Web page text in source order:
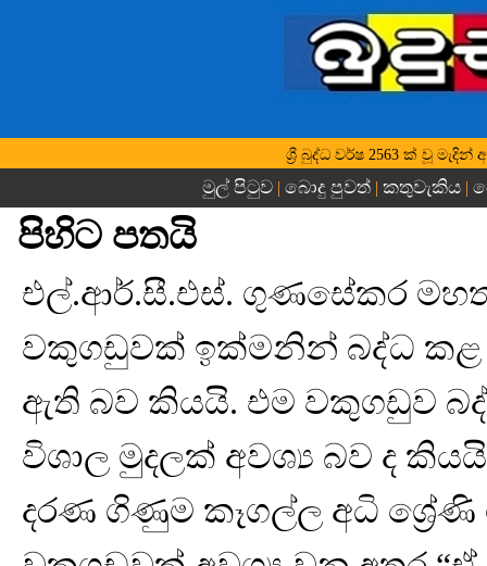
ශ්‍රී බුද්ධ වර්ෂ 2563 ක් වූ මැදින්
මුල් පිටුව | බොදු පුවත් | කතුවැකිය |
පිහිට පතයි
එල්.ආර්.සී.එස්. ගුණසේකර
වකුගඩුවක් ඉක්මනින් බද්ධ කළ
ඇති බව කියයි. එම වකුගඩුව
විශාල මුදලක් අවශ්‍ය බව ද කියයි.
දරණ ගිණුම කෑගල්ල අධි ශ්‍රේණි